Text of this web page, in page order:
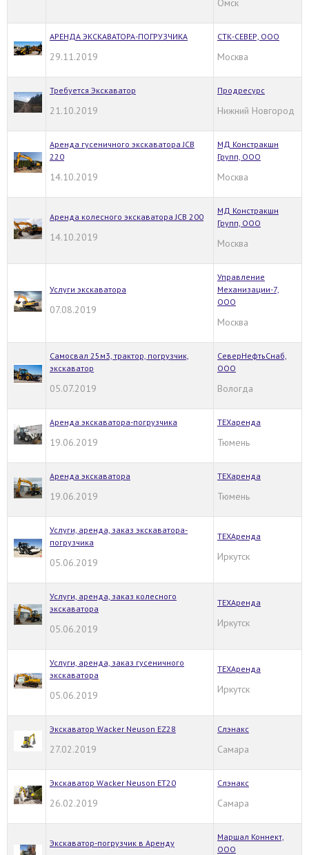
АРЕНДА ЭКСКАВАТОРА-ПОГРУЗЧИКА
29.11.2019
СТК-СЕВЕР, ООО
Москва
Требуется Экскаватор
21.10.2019
Продресурс
Нижний Новгород
Аренда гусеничного экскаватора JCB
220
14.10.2019
МД Констракшн
Групп, ООО
Москва
Аренда колесного экскаватора JCB 200
14.10.2019
МД Констракшн
Групп, ООО
Москва
Услуги экскаватора
07.08.2019
Управление
Механизации-7,
ООО
Москва
Cамосвал 25м3, трактор, погрузчик,
экскаватор
05.07.2019
СеверНефтьСнаб,
ООО
Вологда
Аренда экскаватора-погрузчика
19.06.2019
ТЕХаренда
Тюмень
Аренда экскаватора
19.06.2019
ТЕХаренда
Тюмень
Услуги, аренда, заказ экскаватора-
погрузчика
05.06.2019
ТЕХАренда
Иркутск
Услуги, аренда, заказ колесного
экскаватора
05.06.2019
ТЕХАренда
Иркутск
Услуги, аренда, заказ гусеничного
экскаватора
05.06.2019
ТЕХАренда
Иркутск
Экскаватор Wacker Neuson EZ28
27.02.2019
Слэнакс
Самара
Экскаватор Wacker Neuson ET20
26.02.2019
Слэнакс
Самара
Экскаватор-погрузчик в Аренду
Маршал Коннект,
ООО